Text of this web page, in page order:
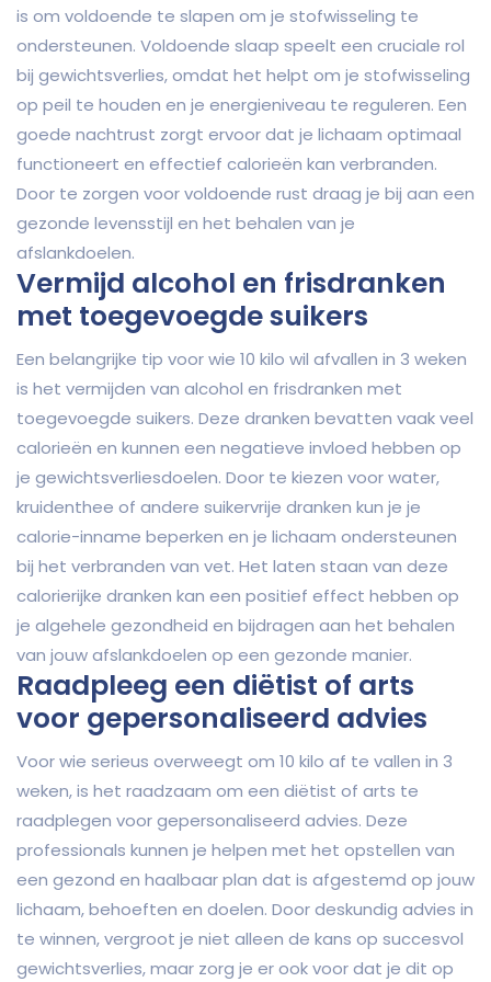
is om voldoende te slapen om je stofwisseling te
ondersteunen. Voldoende slaap speelt een cruciale rol
bij gewichtsverlies, omdat het helpt om je stofwisseling
op peil te houden en je energieniveau te reguleren. Een
goede nachtrust zorgt ervoor dat je lichaam optimaal
functioneert en effectief calorieën kan verbranden.
Door te zorgen voor voldoende rust draag je bij aan een
gezonde levensstijl en het behalen van je
afslankdoelen.
Vermijd alcohol en frisdranken
met toegevoegde suikers
Een belangrijke tip voor wie 10 kilo wil afvallen in 3 weken
is het vermijden van alcohol en frisdranken met
toegevoegde suikers. Deze dranken bevatten vaak veel
calorieën en kunnen een negatieve invloed hebben op
je gewichtsverliesdoelen. Door te kiezen voor water,
kruidenthee of andere suikervrije dranken kun je je
calorie-inname beperken en je lichaam ondersteunen
bij het verbranden van vet. Het laten staan van deze
calorierijke dranken kan een positief effect hebben op
je algehele gezondheid en bijdragen aan het behalen
van jouw afslankdoelen op een gezonde manier.
Raadpleeg een diëtist of arts
voor gepersonaliseerd advies
Voor wie serieus overweegt om 10 kilo af te vallen in 3
weken, is het raadzaam om een diëtist of arts te
raadplegen voor gepersonaliseerd advies. Deze
professionals kunnen je helpen met het opstellen van
een gezond en haalbaar plan dat is afgestemd op jouw
lichaam, behoeften en doelen. Door deskundig advies in
te winnen, vergroot je niet alleen de kans op succesvol
gewichtsverlies, maar zorg je er ook voor dat je dit op